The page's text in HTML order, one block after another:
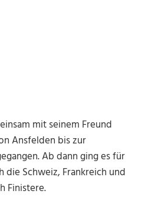
mit seinem Freund
Ansfelden bis zur
Ab dann ging es für
Schweiz, Frankreich und
Finistere.